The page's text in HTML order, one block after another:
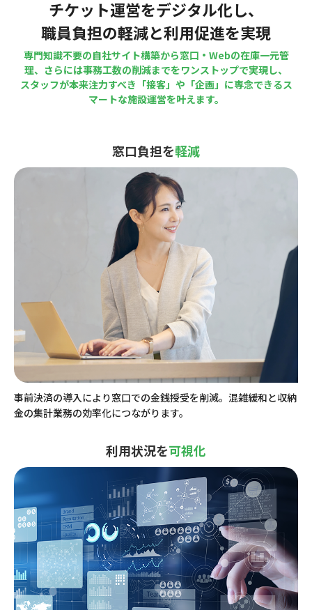
チケット運営をデジタル化し、
職員負担の軽減と利用促進を実現
専門知識不要の自社サイト構築から窓口・Webの在庫一元管
理、さらには事務工数の削減までをワンストップで実現し、
スタッフが本来注力すべき「接客」や「企画」に専念できるス
マートな施設運営を叶えます。
窓口負担を軽減
事前決済の導入により窓口での金銭授受を削減。混雑緩和と収納
金の集計業務の効率化につながります。
利用状況を可視化